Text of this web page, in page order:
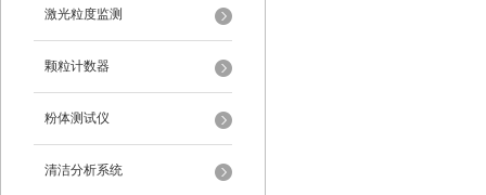
激光粒度监测
颗粒计数器
粉体测试仪
清洁分析系统